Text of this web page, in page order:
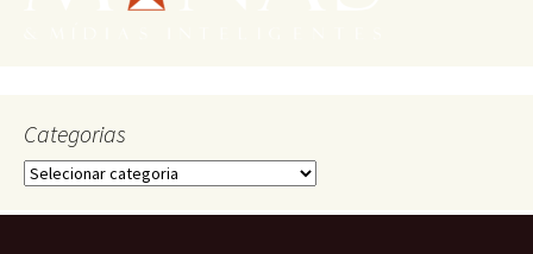
Categorias
Categorias